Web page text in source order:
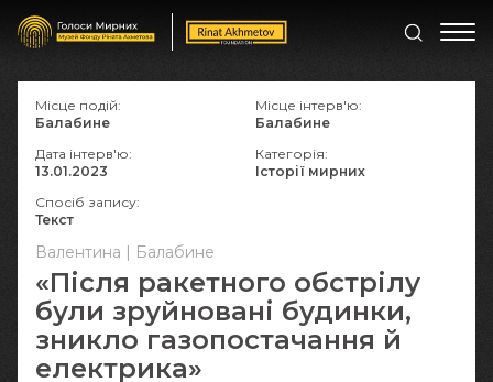
Валентина | Балабине
«Після ракетного обстрілу
були зруйновані будинки,
зникло газопостачання й
електрика»
Місце подій:
Балабине
Місце інтерв'ю:
Балабине
Дата інтерв'ю:
13.01.2023
Категорія:
Історії мирних
Спосіб запису:
Текст